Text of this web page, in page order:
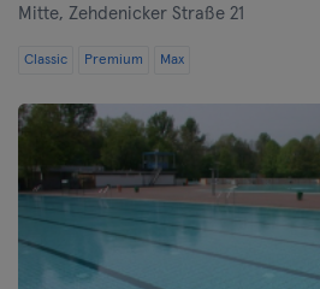
Mitte, Zehdenicker Straße 21
Classic Premium Max
Heidenheim
Hof
Homburg
Ingolstadt
Karlsruhe